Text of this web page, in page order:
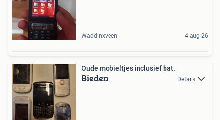
Waddinxveen 4 aug 26
Oude mobieltjes inclusief bat.
Bieden Details